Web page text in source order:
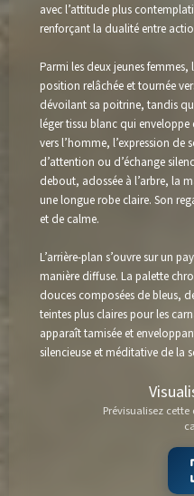
avec l’attitude plus
renforçant la dualité entre
Parmi les deux jeunes femmes,
position relâchée et tournée
dévoilant sa poitrine, tandis
léger tissu blanc qui enveloppe
vers l’homme, l’expression de
d’attention ou d’échange
debout, adossée à l’arbre, la
une longue robe claire. Son
et de calme.
L’arrière-plan s’ouvre sur un
manière diffuse. La palette
douces composées de bleus,
teintes plus claires pour les
apparaît tamisée et
silencieuse et méditative de la
Prévisualisez